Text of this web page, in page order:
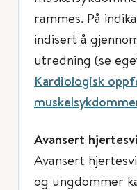
rammes. På
indisert å
utredning (se
Kardiologisk
Avansert
Avansert
og ungdommer